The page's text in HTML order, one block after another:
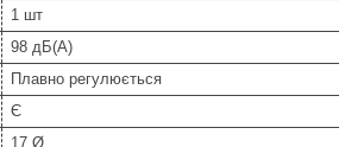
1 шт
98 дБ(А)
Плавно регулюється
Є
17 Ø